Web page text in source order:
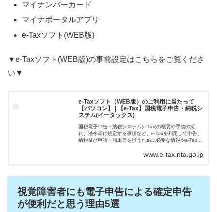
マイナンバーカード
マイナポータルアプリ
e-Taxソフト(WEB版)
▼e-Taxソフト(WEB版)の事前設定はこちらをご覧くださ
い▼
e-Taxソフト（WEB版）のご利用に当たって
【パソコン】 | 【e-Tax】国税電子申告・納税シ
ステム(イータックス)
国税電子申告・納税システム(e-Tax)の概要や手続の流
れ、法令等に規定する事項など、e-Taxを利用して申告、
納税及び申請・届出等を行うために必要な情報やe-Taxに
www.e-tax.nta.go.jp
視覚障害者にも電子申告による確定申告
が便利だと思う理由5選